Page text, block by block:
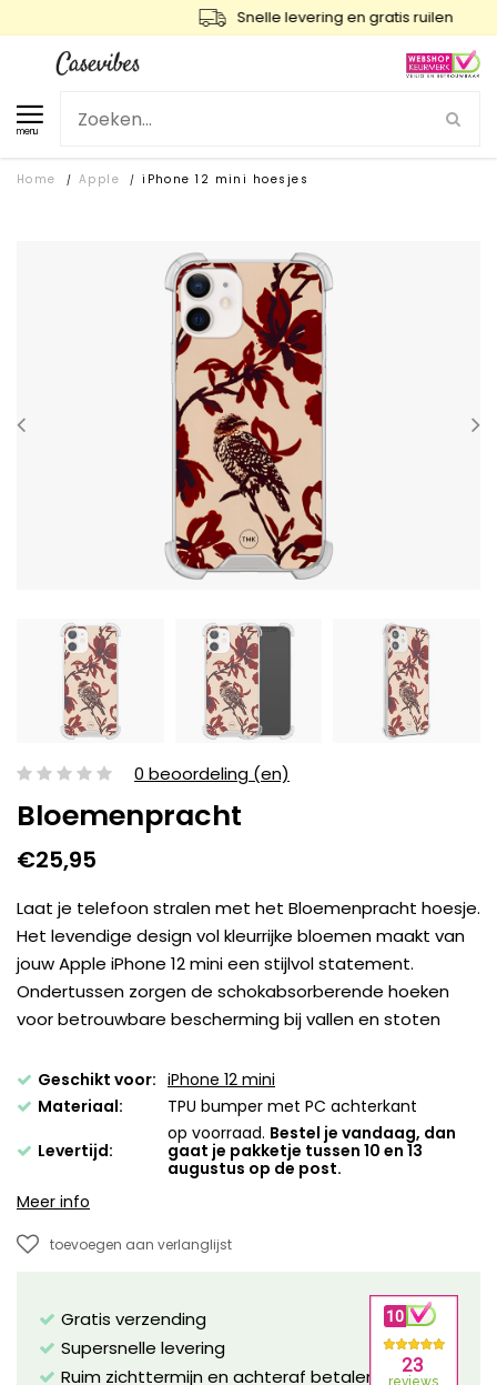
Snelle levering en gratis ruilen
menu
Home / Apple / iPhone 12 mini hoesjes
0 beoordeling (en)
Bloemenpracht
€25,95
Laat je telefoon stralen met het Bloemenpracht hoesje.
Het levendige design vol kleurrijke bloemen maakt van
jouw Apple iPhone 12 mini een stijlvol statement.
Ondertussen zorgen de schokabsorberende hoeken
voor betrouwbare bescherming bij vallen en stoten
Geschikt voor: iPhone 12 mini
Materiaal:
TPU bumper met PC achterkant
Levertijd:
op voorraad. Bestel je vandaag, dan
gaat je pakketje tussen 10 en 13
augustus op de post.
Meer info
toevoegen aan verlanglijst
Gratis verzending
Supersnelle levering
Ruim zichttermijn en achteraf betalen mogelijk!